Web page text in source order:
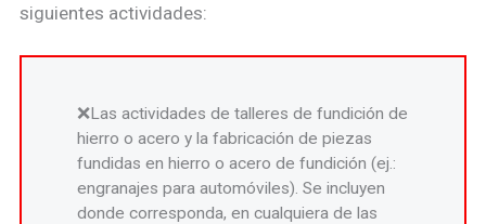
siguientes actividades:
Las actividades de talleres de fundición de
hierro o acero y la fabricación de piezas
fundidas en hierro o acero de fundición (ej.:
engranajes para automóviles). Se incluyen
donde corresponda, en cualquiera de las